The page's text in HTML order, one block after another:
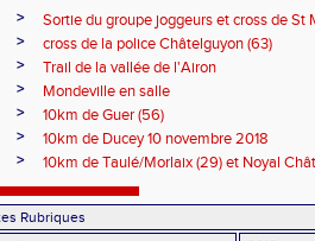
>
Sortie du groupe joggeurs et cross de St
>
cross de la police Châtelguyon (63)
>
Trail de la vallée de l'Airon
>
Mondeville en salle
>
10km de Guer (56)
>
10km de Ducey 10 novembre 2018
> 10km de Taulé/Morlaix (29) et Noyal